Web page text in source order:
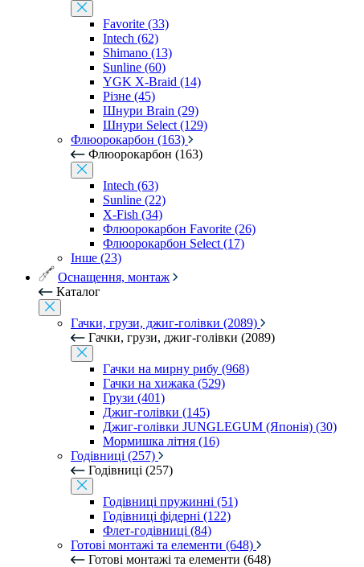
Favorite (33)
Intech (62)
Shimano (13)
Sunline (60)
YGK X-Braid (14)
Різне (45)
Шнури Brain (29)
Шнури Select (129)
Флюорокарбон (163)
Флюорокарбон (163)
Intech (63)
Sunline (22)
X-Fish (34)
Флюорокарбон Favorite (26)
Флюорокарбон Select (17)
Інше (23)
Оснащення, монтаж
Каталог
Гачки, грузи, джиг-голівки (2089)
Гачки, грузи, джиг-голівки (2089)
Гачки на мирну рибу (968)
Гачки на хижака (529)
Грузи (401)
Джиг-голівки (145)
Джиг-голівки JUNGLEGUM (Японія) (30)
Мормишка літня (16)
Годівниці (257)
Годівниці (257)
Годівниці пружинні (51)
Годівниці фідерні (122)
Флет-годівниці (84)
Готові монтажі та елементи (648)
Готові монтажі та елементи (648)